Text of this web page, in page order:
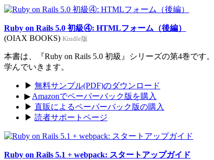
Ruby on Rails 5.0 初級④: HTMLフォーム（後編）
(OIAX BOOKS) Kindle版
本書は、『Ruby on Rails 5.0 初級』シリーズの第4巻で
学んでいきます。
▶ 無料サンプル(PDF)のダウンロード
▶ Amazonでペーパーバック版を購入
▶ 直販によるペーパーバック版の購入
▶ 読者サポートページ
Ruby on Rails 5.1 + webpack: スタートアップガイド